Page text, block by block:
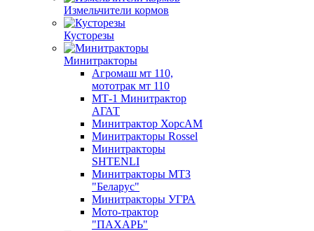
Измельчители кормов
Кусторезы
Минитракторы
Агромаш мт 110,
мототрак мт 110
МТ-1 Минитрактор
АГАТ
Минитрактор ХорсАМ
Минитракторы Rossel
Минитракторы
SHTENLI
Минитракторы МТЗ
"Беларус"
Минитракторы УГРА
Мото-трактор
"ПАХАРЬ"